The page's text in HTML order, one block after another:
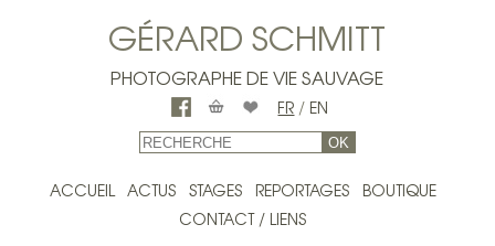
GÉRARD SCHMITT
PHOTOGRAPHE DE VIE SAUVAGE
FR / EN
OK
ACCUEIL ACTUS STAGES REPORTAGES
BOUTIQUE
CONTACT / LIENS